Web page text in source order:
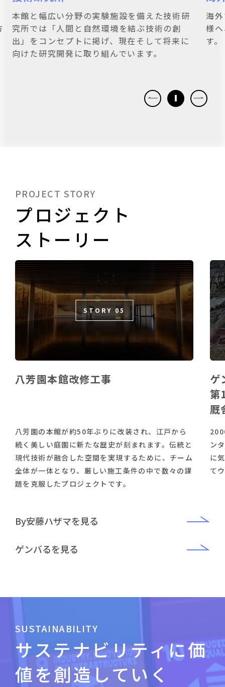
海外での事業拡大や新規進出をお考えのお客
様へ、豊富な実績で海外事業をサポートしま
す。
水
置
PROJECT STORY
プロジェクト
ストーリー
STORY 05
八芳園本館改修工事
八芳園の本館が約50年ぶりに改装され、江戸から
続く美しい庭園に新たな歴史が刻まれます。伝統と
現代技術が融合した空間を実現するために、チーム
全体が一体となり、厳しい施工条件の中で数々の課
題を克服したプロジェクトです。
ゲ
第
厩
ン
に
て
By安藤ハザマを見る
ゲンバるを見る
SUSTAINABILITY
サステナビリティに価
値を創造していく